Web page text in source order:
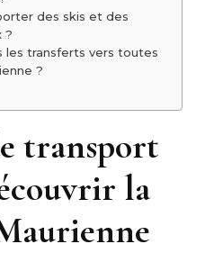
des skis et des
?
les transferts vers toutes
?
transport
la